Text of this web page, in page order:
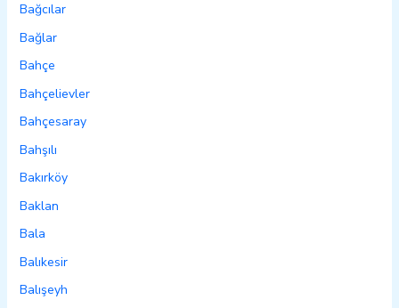
Bağcılar
Bağlar
Bahçe
Bahçelievler
Bahçesaray
Bahşılı
Bakırköy
Baklan
Bala
Balıkesir
Balışeyh